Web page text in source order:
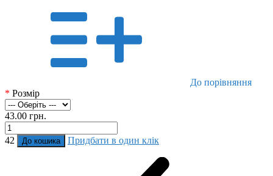
До порівняння
* Розмір
43.00 грн.
42 До кошика Придбати в один клік